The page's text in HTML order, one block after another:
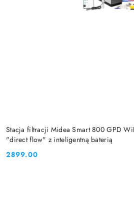
Stacja filtracji Midea Smart 800 GPD
"direct flow" z inteligentną baterią
Cena:
2899.00